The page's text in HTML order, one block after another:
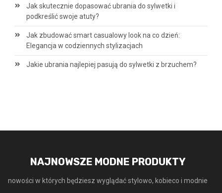
Jak skutecznie dopasować ubrania do sylwetki i
podkreślić swoje atuty?
Jak zbudować smart casualowy look na co dzień:
Elegancja w codziennych stylizacjach
Jakie ubrania najlepiej pasują do sylwetki z brzuchem?
NAJNOWSZE MODNE PRODUKTY
nowości w których będziesz wyglądać stylowo, kobieco i modnie